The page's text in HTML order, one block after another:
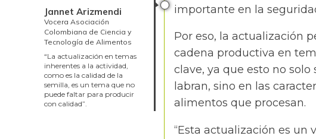
Jannet Arizmendi
Vocera Asociación
Colombiana de Ciencia y
Tecnología de Alimentos
“La actualización en temas
inherentes a la actividad,
como es la calidad de la
semilla, es un tema que no
puede faltar para producir
con calidad”.
importante en la
Por eso, la actualización
cadena productiva en
clave, ya que esto no
labran, sino en las
alimentos que procesan.
“Esta actualización es